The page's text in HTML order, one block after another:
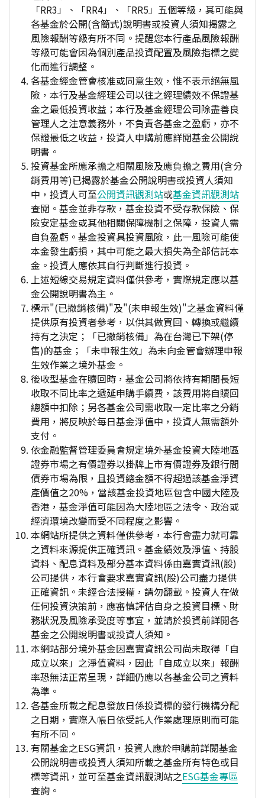
「RR3」、「RR4」、「RR5」五個等級，其可能與
各基金於公開(含簡式)說明書或投資人須知揭露之
風險報酬等級有所不同。提醒您本行產品風險報酬
等級可能會因為個別產品投資配置及風險指標之變
化而進行調整。
各基金經金管會核准或同意生效，惟不表示絕無風
險，本行及基金經理公司以往之經理績效不保證基
金之最低投資收益；本行及基金經理公司除盡善良
管理人之注意義務外，不負責各基金之盈虧，亦不
保證最低之收益，投資人申購前應詳閱基金公開說
明書。
投資基金所應承擔之相關風險及應負擔之費用(含分
銷費用等)已揭露於基金公開說明書或投資人須知
中，投資人可至公開資訊觀測站或基金資訊觀測站
查閱。基金並非存款，基金投資不受存款保險、保
險安定基金或其他相關保障機制之保障，投資人需
自負盈虧。基金投資具投資風險，此一風險可能使
本金發生虧損，其中可能之最大損失為全部信託本
金。投資人應依其自行判斷進行投資。
上述短線交易規定資料僅供參考，實際規定應以基
金公開說明書為主。
標示"(已撤銷核備)"及"(未申報生效)"之基金資料僅
提供原有投資者參考，以供其做買回、轉換或繼續
持有之決定；「已撤銷核備」為在台灣已下架(停
售)的基金；「未申報生效」為未向金管會辦理申報
生效作業之境外基金。
後收型基金在贖回時，基金公司將依持有期間長短
收取不同比率之遞延申購手續費，該費用將自贖回
總額中扣除；另各基金公司需收取一定比率之分銷
費用，將反映於每日基金淨值中，投資人無需額外
支付。
依金融監督管理委員會規定境外基金投資大陸地區
證券市場之有價證券以掛牌上市有價證券及銀行間
債券市場為限，且投資總金額不得超過該基金淨資
產價值之20%，當該基金投資地區包含中國大陸及
香港，基金淨值可能因為大陸地區之法令、政治或
經濟環境改變而受不同程度之影響。
本網站所提供之資料僅供參考，本行會盡力就可靠
之資料來源提供正確資訊。基金績效及淨值、持股
資料、配息資料及部分基本資料係由嘉實資訊(股)
公司提供，本行會要求嘉實資訊(股)公司盡力提供
正確資訊。未經合法授權，請勿翻載。投資人在做
任何投資決策前，應審慎評估自身之投資目標、財
務狀況及風險承受度等事宜，並請於投資前詳閱各
基金之公開說明書或投資人須知。
本網站部分境外基金因嘉實資訊公司尚未取得「自
成立以來」之淨值資料，因此「自成立以來」報酬
率恐無法正常呈現，詳細仍應以各基金公司之資料
為準。
各基金所載之配息發放日係投資標的發行機構分配
之日期，實際入帳日依受託人作業處理原則而可能
有所不同。
有關基金之ESG資訊，投資人應於申購前詳閱基金
公開說明書或投資人須知所載之基金所有特色或目
標等資訊，並可至基金資訊觀測站之ESG基金專區
查詢。